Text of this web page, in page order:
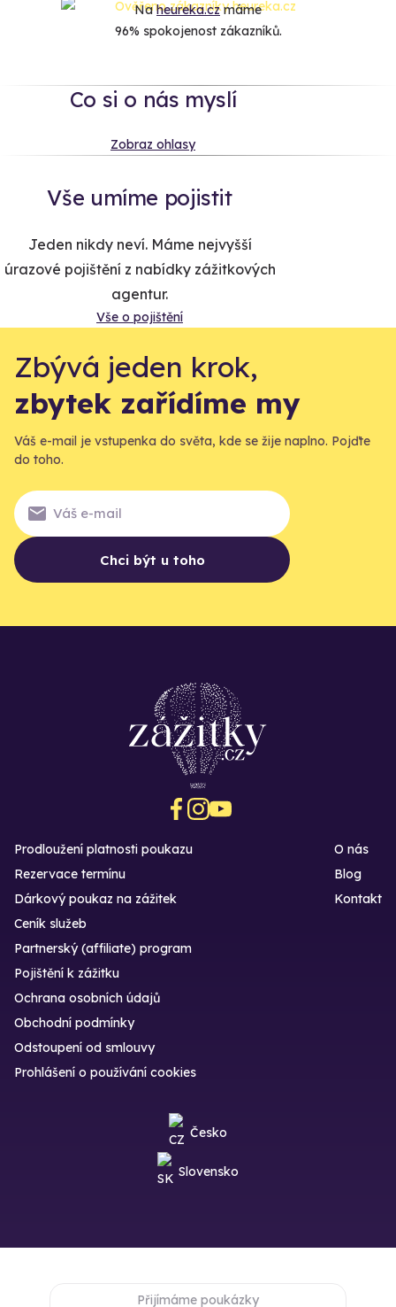
Naheureka.czmáme
96% spokojenost zákazníků.
Co si o nás myslí
Zobraz ohlasy
Vše umíme pojistit
Jeden nikdy neví. Máme nejvyšší
úrazové pojištění z nabídky zážitkových
agentur.
Vše o pojištění
Zbývá jeden krok,
zbytek zařídíme my
Váš e-mail je vstupenka do světa, kde se žije naplno. Pojďte
do toho.
Chci být u toho
Prodloužení platnosti poukazu
Rezervace termínu
Dárkový poukaz na zážitek
O nás
Blog
Kontakt
Ceník služeb
Partnerský (affiliate) program
Pojištění k zážitku
Ochrana osobních údajů
Obchodní podmínky
Odstoupení od smlouvy
Prohlášení o používání cookies
Česko
Slovensko
Přijímáme poukázky